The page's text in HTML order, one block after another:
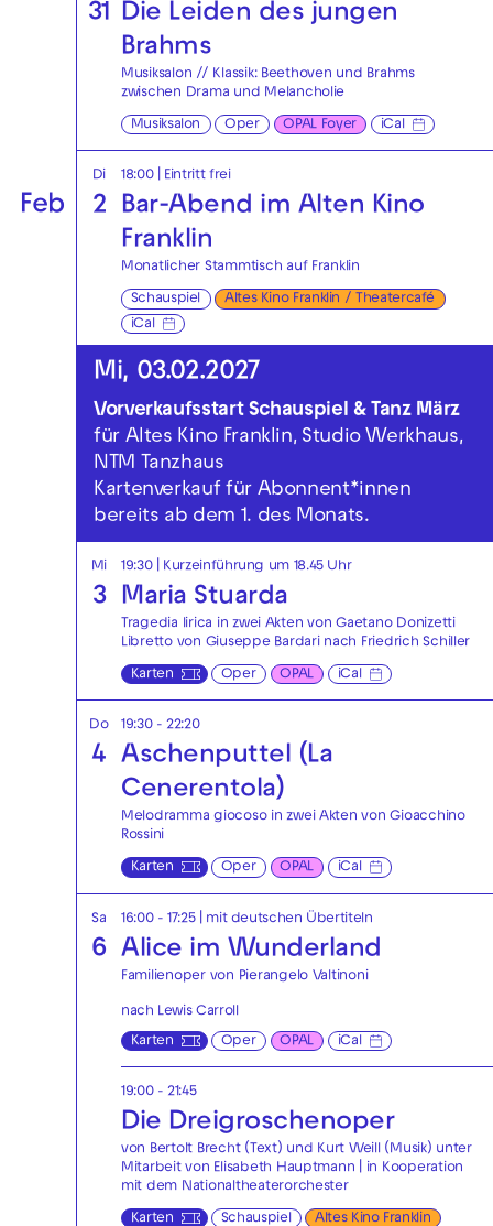
31 Die Leiden des jungen
Brahms
Musiksalon // Klassik: Beethoven und Brahms
zwischen Drama und Melancholie
Musiksalon Oper OPAL Foyer iCal
Feb
Di
2
18:00| Eintritt frei
Bar-Abend im Alten Kino
Franklin
Monatlicher Stammtisch auf Franklin
Schauspiel
Altes Kino Franklin / Theatercafé
iCal
Mi, 03.02.2027
Vorverkaufsstart Schauspiel & Tanz März
für Altes Kino Franklin, Studio Werkhaus,
NTM Tanzhaus
Kartenverkauf für Abonnent*innen
bereits ab dem 1. des Monats.
Mi
3
19:30 | Kurzeinführung um 18.45 Uhr
Maria Stuarda
Tragedia lirica in zwei Akten von Gaetano Donizetti
Libretto von Giuseppe Bardari nach Friedrich Schiller
Karten Oper OPAL iCal
Do
4
19:30 - 22:20
Aschenputtel (La
Cenerentola)
Melodramma giocoso in zwei Akten von Gioacchino
Rossini
Karten Oper OPAL iCal
Sa
6
16:00 - 17:25| mit deutschen Übertiteln
Alice im Wunderland
Familienoper von Pierangelo Valtinoni
nach Lewis Carroll
Karten Oper OPAL iCal
19:00 - 21:45
Die Drei­groschen­oper
von Bertolt Brecht (Text) und Kurt Weill (Musik) unter
Mitarbeit von Elisabeth Hauptmann | in Kooperation
mit dem Nationaltheaterorchester
Karten Schauspiel
Altes Kino Franklin